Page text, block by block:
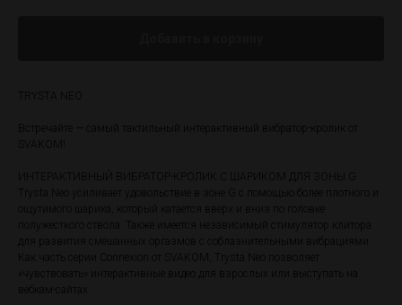
TRYSTA NEO
Встречайте — самый тактильный интерактивный вибратор-кролик от
SVAKOM!
ИНТЕРАКТИВНЫЙ ВИБРАТОР-КРОЛИК С ШАРИКОМ ДЛЯ ЗОНЫ G
Trysta Neo усиливает удовольствие в зоне G с помощью более плотного и
ощутимого шарика, который катается вверх и вниз по головке
полужесткого ствола. Также имеется независимый стимулятор клитора
для развития смешанных оргазмов с соблазнительными вибрациями.
Как часть серии Connexion от SVAKOM, Trysta Neo позволяет
«чувствовать» интерактивные видео для взрослых или выступать на
вебкам-сайтах.